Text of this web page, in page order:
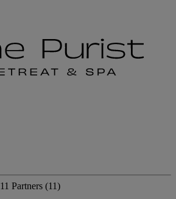
11 Partners (11)